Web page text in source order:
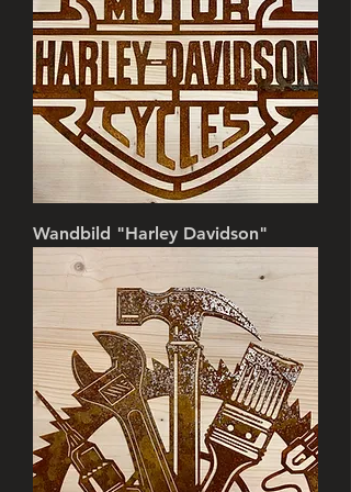
Wandbild "Harley Davidson"